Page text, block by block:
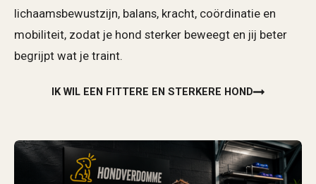
lichaamsbewustzijn, balans, kracht, coördinatie en
mobiliteit, zodat je hond sterker beweegt en jij beter
begrijpt wat je traint.
IK WIL EEN FITTERE EN STERKERE HOND